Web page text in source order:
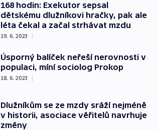
168 hodin: Exekutor sepsal
dětskému dlužníkovi hračky, pak ale
léta čekal a začal strhávat mzdu
19. 6. 2023 |
Úsporný balíček neřeší nerovnosti v
populaci, míní sociolog Prokop
18. 6. 2023 |
Dlužníkům se ze mzdy sráží nejméně
v historii, asociace věřitelů navrhuje
změny